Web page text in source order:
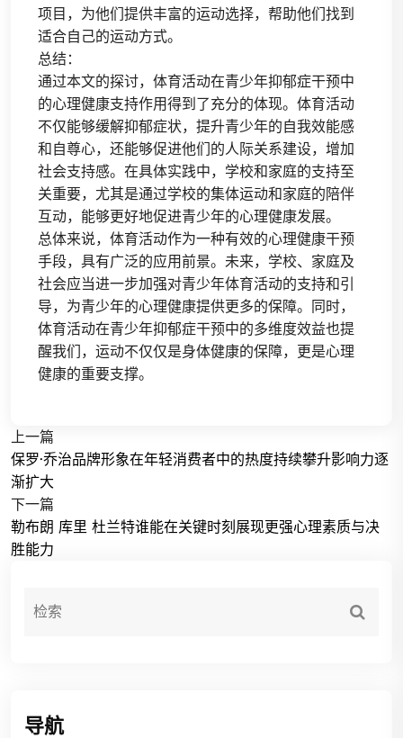
项目，为他们提供丰富的运动选择，帮助他们找到
适合自己的运动方式。
总结：
通过本文的探讨，体育活动在青少年抑郁症干预中
的心理健康支持作用得到了充分的体现。体育活动
不仅能够缓解抑郁症状，提升青少年的自我效能感
和自尊心，还能够促进他们的人际关系建设，增加
社会支持感。在具体实践中，学校和家庭的支持至
关重要，尤其是通过学校的集体运动和家庭的陪伴
互动，能够更好地促进青少年的心理健康发展。
总体来说，体育活动作为一种有效的心理健康干预
手段，具有广泛的应用前景。未来，学校、家庭及
社会应当进一步加强对青少年体育活动的支持和引
导，为青少年的心理健康提供更多的保障。同时，
体育活动在青少年抑郁症干预中的多维度效益也提
醒我们，运动不仅仅是身体健康的保障，更是心理
健康的重要支撑。
上一篇
保罗·乔治品牌形象在年轻消费者中的热度持续攀升影响力逐
渐扩大
下一篇
勒布朗 库里 杜兰特谁能在关键时刻展现更强心理素质与决
胜能力
导航